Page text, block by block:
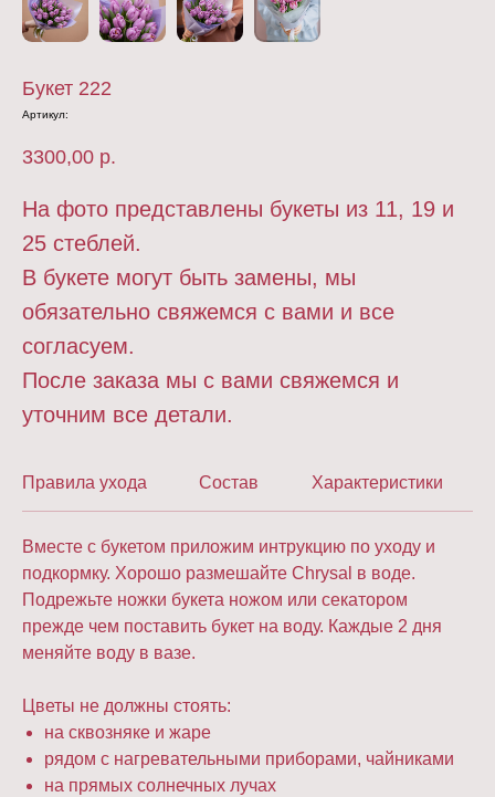
Букет 222
Артикул:
3300,00 р.
На фото представлены букеты из 11, 19 и
25 стеблей.
В букете могут быть замены, мы
обязательно свяжемся с вами и все
согласуем.
После заказа мы с вами свяжемся и
уточним все детали.
Правила ухода Состав Характеристики
Вместе с букетом приложим интрукцию по уходу и
подкормку. Хорошо размешайте Chrysal в воде.
Подрежьте ножки букета ножом или секатором
прежде чем поставить букет на воду. Каждые 2 дня
меняйте воду в вазе.
Цветы не должны стоять:
на сквозняке и жаре
рядом с нагревательными приборами, чайниками
на прямых солнечных лучах